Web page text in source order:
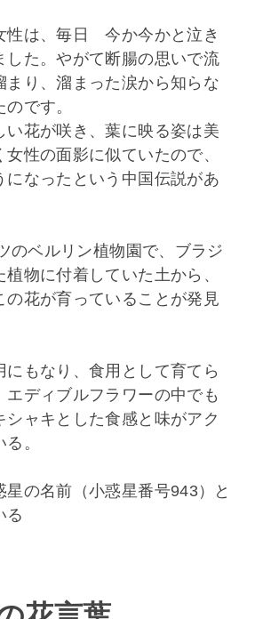
性は、毎日 今か今かと泣き
した。やがて断腸の思いで流
まり、溜まった涙から知らな
です。
い花が咲き、葉に映る姿は美
女性の面影に似ていたので、
になったという中国伝説があ
のベルリン植物園で、ブラジ
物に付着していた土から、
の花が育っていることが発見
にもなり、食用として育てら
エディブルフラワーの中でも
シャキとした食感と味がアク
。
星の名前（小惑星番号943）と
る